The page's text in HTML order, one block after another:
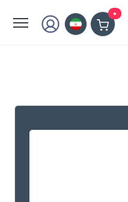
0